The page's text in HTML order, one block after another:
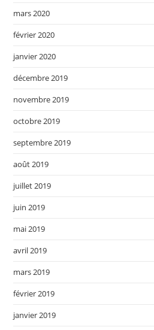
mars 2020
février 2020
janvier 2020
décembre 2019
novembre 2019
octobre 2019
septembre 2019
août 2019
juillet 2019
juin 2019
mai 2019
avril 2019
mars 2019
février 2019
janvier 2019